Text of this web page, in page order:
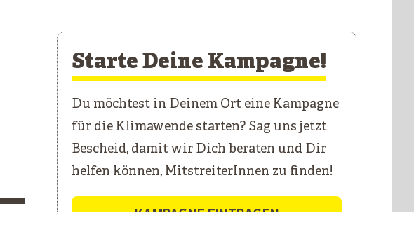
Starte Deine Kampagne!
Du möchtest in Deinem Ort eine Kampagne
für die Klimawende starten? Sag uns jetzt
Bescheid, damit wir Dich beraten und Dir
helfen können, MitstreiterInnen zu finden!
KAMPAGNE EINTRAGEN